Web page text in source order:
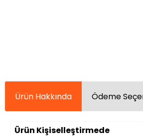
Ürün Hakkında Ödeme
Ürün Kişiselleştirmede